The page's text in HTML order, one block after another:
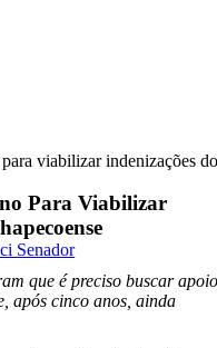
viabilizar indenizações
Para Viabilizar
Senador
que é preciso buscar
após cinco anos, ainda